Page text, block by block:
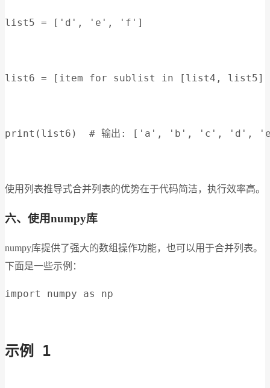
list5 = ['d', 'e', 'f']
list6 = [item for sublist in [list4, list5]
print(list6)  # 输出: ['a', 'b', 'c', 'd',
使用列表推导式合并列表的优势在于代码简洁，执行效率高。
六、使用numpy库
numpy库提供了强大的数组操作功能，也可以用于合并列表。
下面是一些示例：
import numpy as np
示例 1